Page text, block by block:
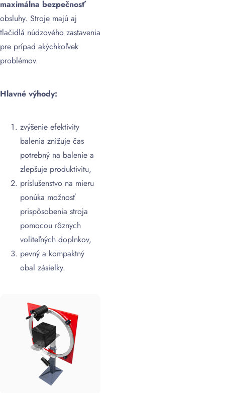
maximálna bezpečnosť
obsluhy. Stroje majú aj
tlačidlá núdzového zastavenia
pre prípad akýchkoľvek
problémov.
Hlavné výhody:
zvýšenie efektivity
balenia znižuje čas
potrebný na balenie a
zlepšuje produktivitu,
príslušenstvo na mieru
ponúka možnosť
prispôsobenia stroja
pomocou rôznych
voliteľných doplnkov,
pevný a kompaktný
obal zásielky.